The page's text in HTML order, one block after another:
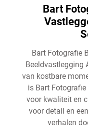
Bart
Bart Fotografie
Beeldvastlegging
van kostbare
is Bart
voor kwaliteit en
voor detail en
verhalen